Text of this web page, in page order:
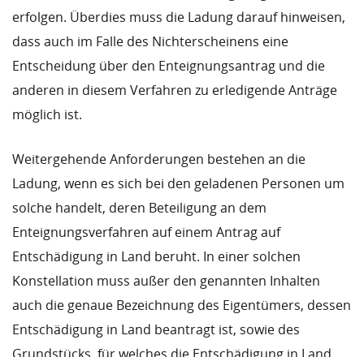
erfolgen. Überdies muss die Ladung darauf hinweisen,
dass auch im Falle des Nichterscheinens eine
Entscheidung über den Enteignungsantrag und die
anderen in diesem Verfahren zu erledigende Anträge
möglich ist.
Weitergehende Anforderungen bestehen an die
Ladung, wenn es sich bei den geladenen Personen um
solche handelt, deren Beteiligung an dem
Enteignungsverfahren auf einem Antrag auf
Entschädigung in Land beruht. In einer solchen
Konstellation muss außer den genannten Inhalten
auch die genaue Bezeichnung des Eigentümers, dessen
Entschädigung in Land beantragt ist, sowie des